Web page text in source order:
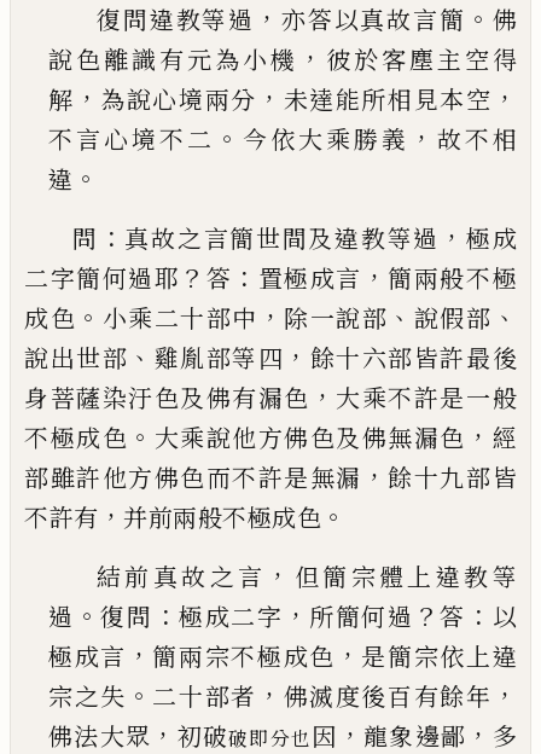
復問違教等過 ， 亦答以真故言簡 。 佛
說色離識有元為小機 ， 彼於客塵主空得
解 ， 為說心境兩分 ， 未達能所相見本空 ，
不言心境不二 。 今依大乘勝義 ， 故不相
違 。
問 ： 真故之言簡世間及違教等過 ， 極成
二字簡何過耶 ？ 答 ： 置極成言 ， 簡兩般不極
成色 。 小乘二十部中 ， 除一說部 、 說假部 、
說出世部 、 雞胤部等四 ， 餘十六部皆許最後
身菩薩染汙色及佛有漏色 ， 大乘不許是一般
不極成色 。 大乘說他方佛色及佛無漏色 ， 經
部雖許他方佛色而不許是無漏 ，餘十九部皆
不許有 ， 并前兩般不極成色 。
結前真故之言 ， 但簡宗體上違教等
過 。復問 ：極成二字 ， 所簡何過 ？答 ： 以
極成言 ， 簡兩宗不極成色 ， 是簡宗依上違
宗之失 。 二十部者 ， 佛滅度後百有餘年 ，
佛法大眾 ， 初破破即分也 因 ， 龍象邊鄙 ， 多